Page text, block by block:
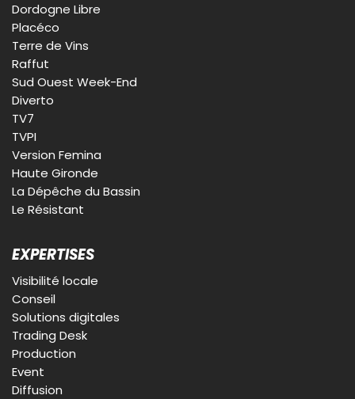
Dordogne Libre
Placéco
Terre de Vins
Raffut
Sud Ouest Week-End
Diverto
TV7
TVPI
Version Femina
Haute Gironde
La Dépêche du Bassin
Le Résistant
EXPERTISES
Visibilité locale
Conseil
Solutions digitales
Trading Desk
Production
Event
Diffusion